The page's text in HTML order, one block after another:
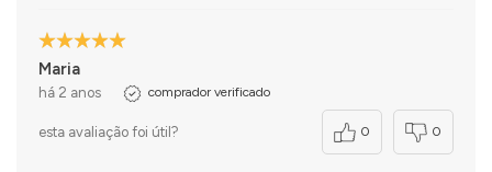
Maria
há 2 anos comprador verificado
esta avaliação foi útil? 0 0